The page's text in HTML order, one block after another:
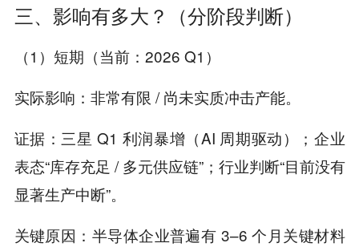
三、影响有多大？（分阶段判断）
（1）短期（当前：2026 Q1）
实际影响：非常有限 / 尚未实质冲击产能。
证据：三星 Q1 利润暴增（AI 周期驱动）；企业
表态“库存充足 / 多元供应链”；行业判断“目前没有
显著生产中断”。
关键原因：半导体企业普遍有 3–6 个月关键材料